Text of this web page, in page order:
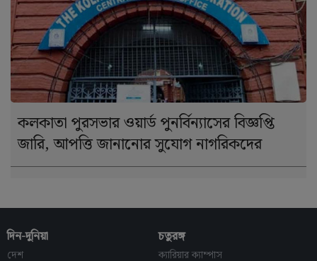
কলকাতা পুরসভার ওয়ার্ড পুনর্বিন্যাসের বিজ্ঞপ্তি
জারি, আপত্তি জানানোর সুযোগ নাগরিকদের
দিন-দুনিয়া
দেশ
চতুরঙ্গ
ক্যারিয়ার ক্যাম্পাস